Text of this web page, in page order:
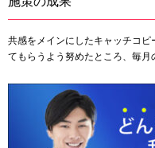
共感をメインにしたキャッチコ
てもらうよう努めたところ、毎月